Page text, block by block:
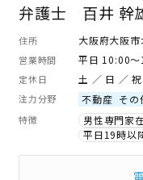
弁護士 百井 幹
住所 大阪府大阪
営業時間 平日 10:00～
定休日 土 ／ 日 ／ 祝
注力分野 不動産 その
特徴 男性専門家
平日19時以